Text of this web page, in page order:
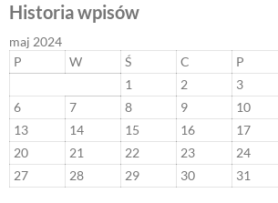
Historia wpisów
maj 2024
P
W Ś C P
1
2 3
6
7 8 9 10
13
14 15 16 17
20
21 22 23 24
27
28 29 30 31